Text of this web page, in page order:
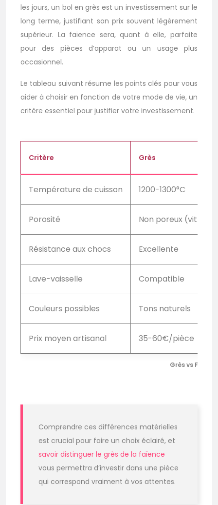
les jours, un bol en grès est un investissement sur le
long terme, justifiant son prix souvent légèrement
supérieur. La faïence sera, quant à elle, parfaite
pour des pièces d’apparat ou un usage plus
occasionnel.
Le tableau suivant résume les points clés pour vous
aider à choisir en fonction de votre mode de vie, un
critère essentiel pour justifier votre investissement.
Grès vs
Critère Grès
Température de cuisson 1200-1300°C
Porosité Non poreux (vitrifié)
Résistance aux chocs Excellente
Lave-vaisselle Compatible
Couleurs possibles Tons naturels
Prix moyen artisanal 35-60€/pièce
Comprendre ces différences matérielles
est crucial pour faire un choix éclairé, et
savoir distinguer le grès de la faïence
vous permettra d’investir dans une pièce
qui correspond vraiment à vos attentes.